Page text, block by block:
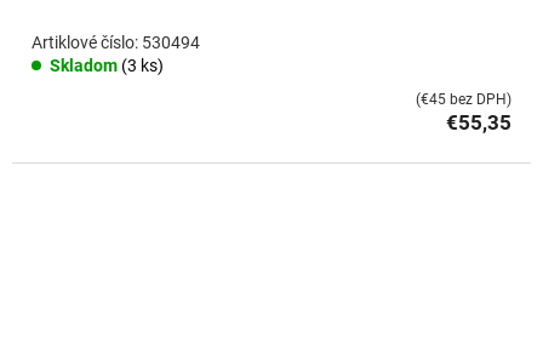
Skladom (3 ks)
530494
€55,35
(€45 bez DPH)